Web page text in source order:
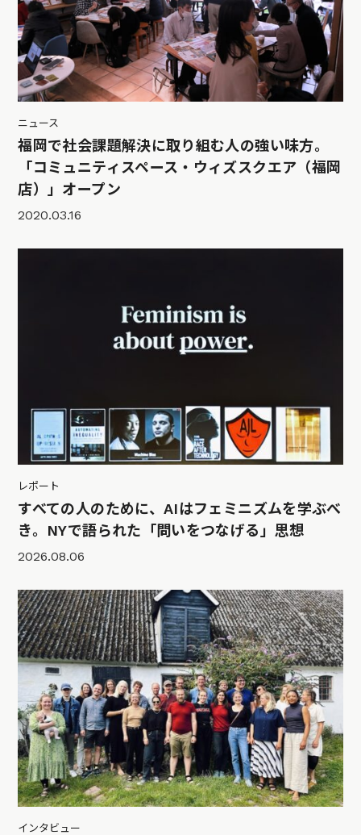
ニュース
福岡で社会課題解決に取り組む人の強い味方。
「コミュニティスペース・ウィズスクエア（福岡
店）」オープン
2020.03.16
レポート
すべての人のために、AIはフェミニズムを学ぶべ
き。NYで語られた「問いをつなげる」思想
2026.08.06
インタビュー